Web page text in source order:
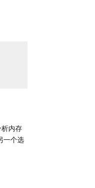
内存
一个选